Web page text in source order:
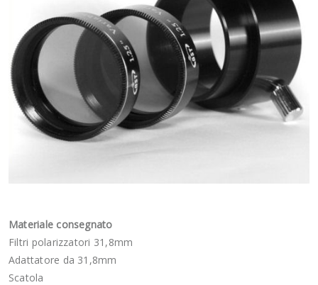
Materiale consegnato
Filtri polarizzatori 31,8mm
Adattatore da 31,8mm
Scatola